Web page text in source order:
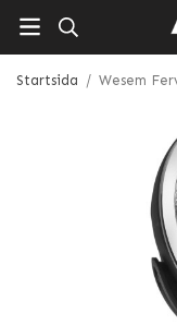
Startsida / Wesem